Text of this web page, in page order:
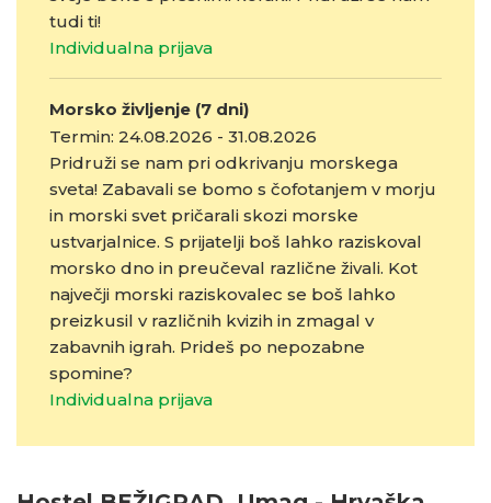
tudi ti!
Individualna prijava
Morsko življenje (7 dni)
Termin: 24.08.2026 - 31.08.2026
Pridruži se nam pri odkrivanju morskega
sveta! Zabavali se bomo s čofotanjem v morju
in morski svet pričarali skozi morske
ustvarjalnice. S prijatelji boš lahko raziskoval
morsko dno in preučeval različne živali. Kot
največji morski raziskovalec se boš lahko
preizkusil v različnih kvizih in zmagal v
zabavnih igrah. Prideš po nepozabne
spomine?
Individualna prijava